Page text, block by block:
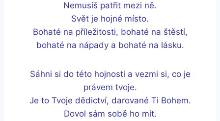
Nemusíš patřit mezi ně.
Svět je hojné místo.
Bohaté na příležitosti, bohaté na štěstí,
bohaté na nápady a bohaté na lásku.
Sáhni si do této hojnosti a vezmi si, co je
právem tvoje.
Je to Tvoje dědictví, darované Ti Bohem.
Dovol sám sobě ho mít.